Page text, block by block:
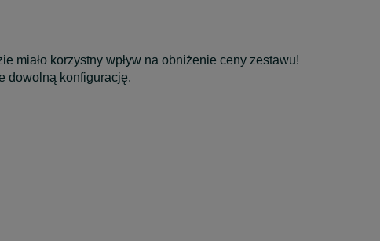
miało korzystny wpływ na obniżenie ceny zestawu!
dowolną konfigurację.